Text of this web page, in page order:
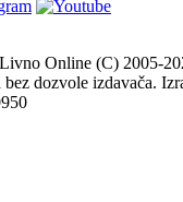
Online (C) 2005-
bez dozvole izdavača.